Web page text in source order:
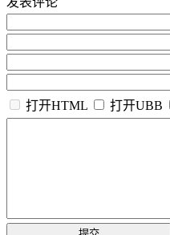
打开HTML
打开UBB